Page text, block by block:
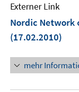
Externer Link
Nordic Network
(17.02.2010)
mehr